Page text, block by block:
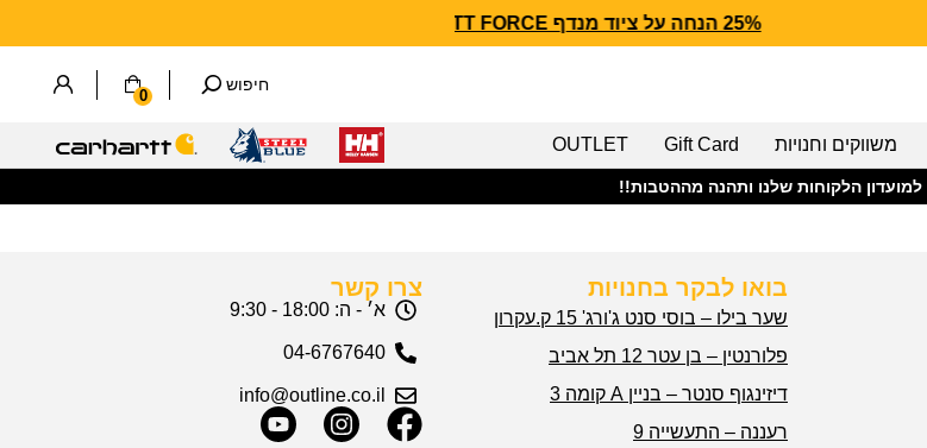
25% הנחה על ציוד מנדף CARHARTT FORCE
חיפוש
0
משווקים וחנויות Gift Card
OUTLET
למועדון הלקוחות שלנו ותהנה מההטבות!!
בואו לבקר בחנויות
שער בילו – בוסי סנט ג'ורג' 15 ק.עקרון
פלורנטין – בן עטר 12 תל אביב
דיזינגוף סנטר – בניין A קומה 3
רעננה – התעשייה 9
צרו קשר
א׳ - ה: 18:00 - 9:30
04-6767640
info@outline.co.il